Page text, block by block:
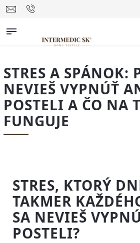
STRES A SPÁNOK:
NEVIEŠ VYPNÚŤ
POSTELI A ČO NA
FUNGUJE
STRES, KTORÝ
TAKMER
SA NEVIEŠ
POSTELI?